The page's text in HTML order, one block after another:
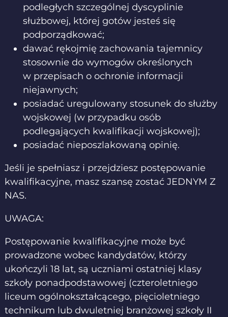
podległych szczególnej dyscyplinie
służbowej, której gotów jesteś się
podporządkować;
dawać rękojmię zachowania tajemnicy
stosownie do wymogów określonych
w przepisach o ochronie informacji
niejawnych;
posiadać uregulowany stosunek do służby
wojskowej (w przypadku osób
podlegających kwalifikacji wojskowej);
posiadać nieposzlakowaną opinię.
Jeśli je spełniasz i przejdziesz postępowanie
kwalifikacyjne, masz szansę zostać JEDNYM Z
NAS.
UWAGA:
Postępowanie kwalifikacyjne może być
prowadzone wobec kandydatów, którzy
ukończyli 18 lat, są uczniami ostatniej klasy
szkoły ponadpodstawowej (czteroletniego
liceum ogólnokształcącego, pięcioletniego
technikum lub dwuletniej branżowej szkoły II